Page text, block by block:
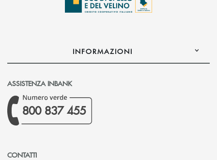
INFORMAZIONI
ASSISTENZA INBANK
800 837 455
CONTATTI